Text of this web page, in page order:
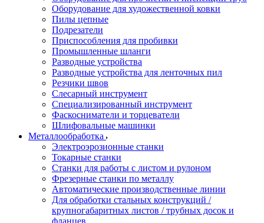
Оборудование для художественной ковки
Пилы цепные
Подрезатели
Приспособления для пробивки
Промышленные шланги
Разводные устройства
Разводные устройства для ленточных пил
Резчики швов
Слесарный инструмент
Специализированный инструмент
Фаскосниматели и торцеватели
Шлифовальные машинки
Металлообработка
Электроэрозионные станки
Токарные станки
Станки для работы с листом и рулоном
Фрезерные станки по металлу
Автоматические производственные линии
Для обработки стальных конструкций /
крупногабаритных листов / трубных досок и
фланцев